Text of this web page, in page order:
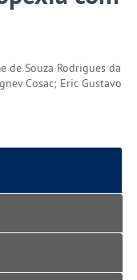
de Souza Rodrigues da
Cosac; Eric Gustavo